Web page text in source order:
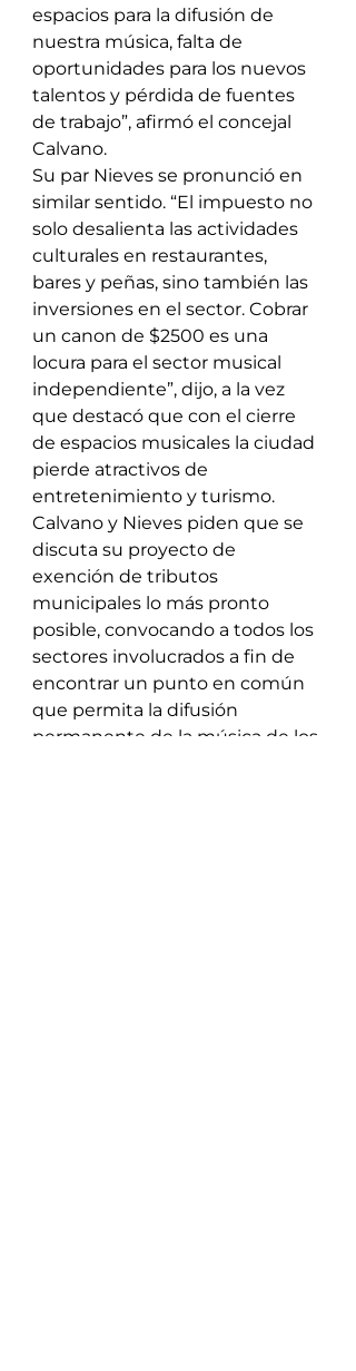
espacios para la difusión de
nuestra música, falta de
oportunidades para los nuevos
talentos y pérdida de fuentes
de trabajo”, afirmó el concejal
Calvano.
Su par Nieves se pronunció en
similar sentido. “El impuesto no
solo desalienta las actividades
culturales en restaurantes,
bares y peñas, sino también las
inversiones en el sector. Cobrar
un canon de $2500 es una
locura para el sector musical
independiente”, dijo, a la vez
que destacó que con el cierre
de espacios musicales la ciudad
pierde atractivos de
entretenimiento y turismo.
Calvano y Nieves piden que se
discuta su proyecto de
exención de tributos
municipales lo más pronto
posible, convocando a todos los
sectores involucrados a fin de
encontrar un punto en común
que permita la difusión
permanente de la música de los